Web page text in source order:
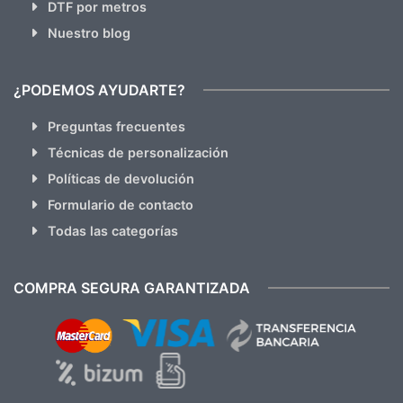
DTF por metros
Nuestro blog
¿PODEMOS AYUDARTE?
Preguntas frecuentes
Técnicas de personalización
Políticas de devolución
Formulario de contacto
Todas las categorías
COMPRA SEGURA GARANTIZADA